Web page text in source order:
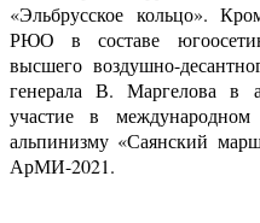
«Эльбрусское кольцо».
РЮО в составе
высшего воздушно-
генерала В. Маргелова в
участие в
альпинизму «Саянский
АрМИ-2021.